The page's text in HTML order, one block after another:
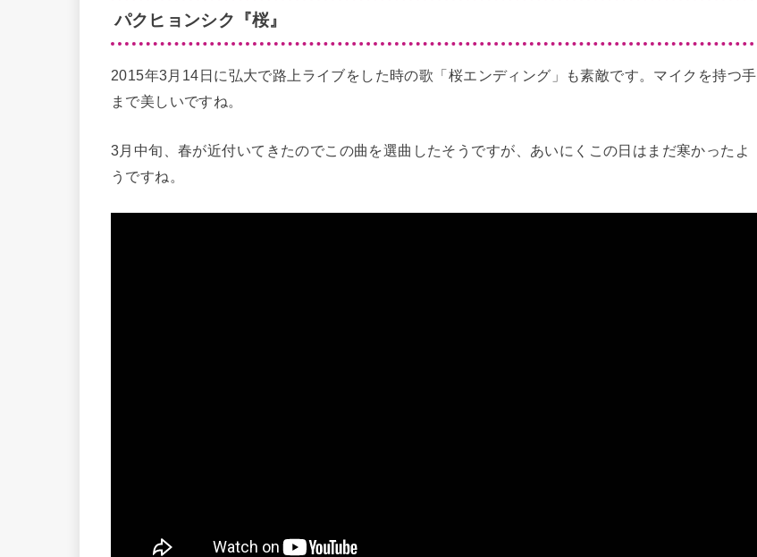
パクヒョンシク『桜』
2015年3月14日に弘大で路上ライブをした時の歌「桜エンディング」も素敵です。マイクを持つ手
まで美しいですね。
3月中旬、春が近付いてきたのでこの曲を選曲したそうですが、あいにくこの日はまだ寒かったよ
うですね。